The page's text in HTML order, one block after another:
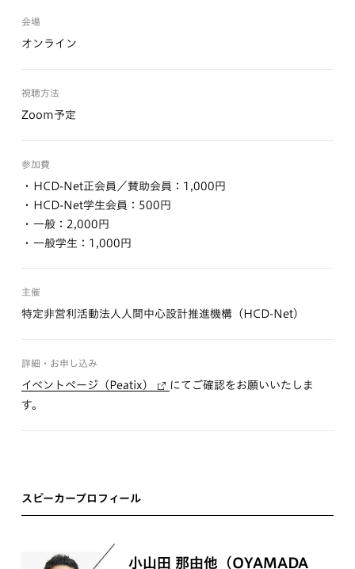
会場
オンライン
視聴方法
Zoom予定
参加費
HCD-Net正会員／賛助会員：1,000円
HCD-Net学生会員：500円
一般：2,000円
一般学生：1,000円
主催
特定非営利活動法人人間中心設計推進機構（HCD-Net）
詳細・お申し込み
イベントページ（Peatix）
にてご確認をお願いいたしま
す。
スピーカープロフィール
小山田 那由他（OYAMADA